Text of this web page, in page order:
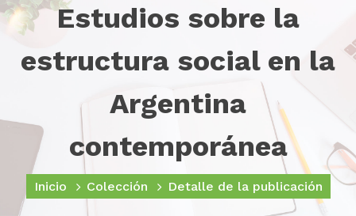
Estudios sobre la
estructura social en la
Argentina
contemporánea
Inicio Colección Detalle de la publicación